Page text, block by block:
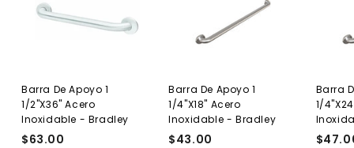
Barra De Apoyo 1
1/2"X36" Acero
Inoxidable - Bradley
$63.00
Barra De Apoyo 1
1/4"X18" Acero
Inoxidable - Bradley
$43.00
Barra
1/